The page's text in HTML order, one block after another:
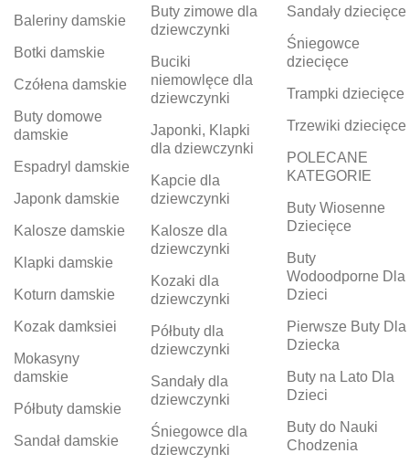
Baleriny damskie
Botki damskie
Czółena damskie
Buty domowe
damskie
Espadryl damskie
Japonk damskie
Kalosze damskie
Klapki damskie
Koturn damskie
Kozak damksiei
Mokasyny
damskie
Półbuty damskie
Sandał damskie
Buty zimowe dla
dziewczynki
Buciki
niemowlęce dla
dziewczynki
Japonki, Klapki
dla dziewczynki
Kapcie dla
dziewczynki
Kalosze dla
dziewczynki
Kozaki dla
dziewczynki
Półbuty dla
dziewczynki
Sandały dla
dziewczynki
Śniegowce dla
dziewczynki
Sandały dziecięce
Śniegowce
dziecięce
Trampki dziecięce
Trzewiki dziecięce
POLECANE
KATEGORIE
Buty Wiosenne
Dziecięce
Buty
Wodoodporne Dla
Dzieci
Pierwsze Buty Dla
Dziecka
Buty na Lato Dla
Dzieci
Buty do Nauki
Chodzenia